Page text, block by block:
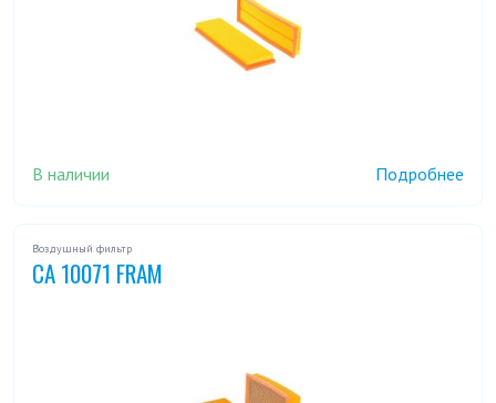
В наличии Подробнее
Воздушный фильтр
CA 10071 FRAM